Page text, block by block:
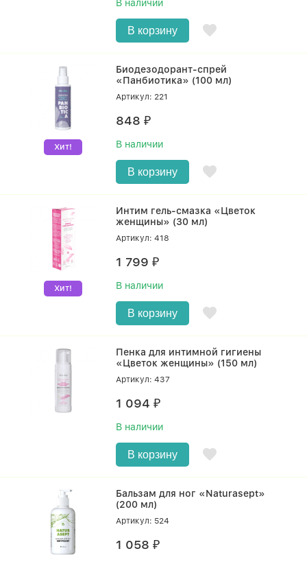
В наличии
В корзину
Хит!
Биодезодорант-спрей
«Панбиотика» (100 мл)
Артикул: 221
848₽
В наличии
В корзину
Хит!
Интим гель-смазка «Цветок
женщины» (30 мл)
Артикул: 418
1 799₽
В наличии
В корзину
Пенка для интимной гигиены
«Цветок женщины» (150 мл)
Артикул: 437
1 094₽
В наличии
В корзину
Бальзам для ног «Naturasept»
(200 мл)
Артикул: 524
1 058₽